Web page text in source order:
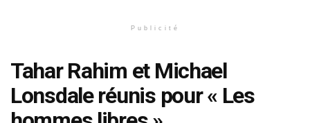
Publicité
Tahar Rahim et Michael
Lonsdale réunis pour « Les